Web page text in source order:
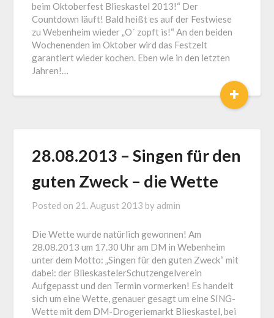
beim Oktoberfest Blieskastel 2013!“ Der
Countdown läuft! Bald heißt es auf der Festwiese
zu Webenheim wieder „O´ zopft is!“ An den beiden
Wochenenden im Oktober wird das Festzelt
garantiert wieder kochen. Eben wie in den letzten
Jahren!…
+
28.08.2013 – Singen für den
guten Zweck – die Wette
Posted on 21. August 2013 by admin
Die Wette wurde natürlich gewonnen! Am
28.08.2013 um 17.30 Uhr am DM in Webenheim
unter dem Motto: „Singen für den guten Zweck“ mit
dabei: der BlieskastelerSchutzengelverein
Aufgepasst und den Termin vormerken! Es handelt
sich um eine Wette, genauer gesagt um eine SING-
Wette mit dem DM-Drogeriemarkt Blieskastel, bei